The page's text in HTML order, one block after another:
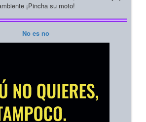
¡Pincha su moto!
No es no